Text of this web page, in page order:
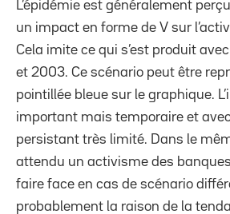
L’épidémie est généralement
un impact en forme de V sur
Cela imite ce qui s’est produit
et 2003. Ce scénario peut être
pointillée bleue sur le graphique.
important mais temporaire et
persistant très limité. Dans le
attendu un activisme des
faire face en cas de scénario
probablement la raison de la